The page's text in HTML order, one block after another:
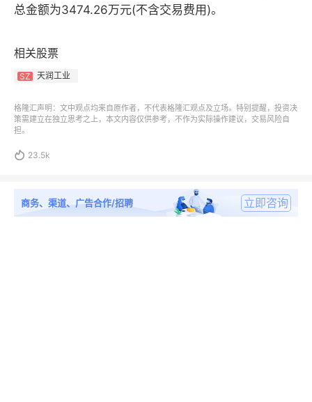
总金额为3474.26万元(不含交易费用)。
相关股票
SZ 天润工业
格隆汇声明：文中观点均来自原作者，不代表格隆汇观点及立场。特别提醒，投资决
策需建立在独立思考之上，本文内容仅供参考，不作为实际操作建议，交易风险自
担。
 23.5k
商务、渠道、广告合作/招聘 立即咨询